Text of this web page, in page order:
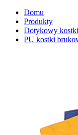
Domu
Produkty
Dotykowy
PU kostki